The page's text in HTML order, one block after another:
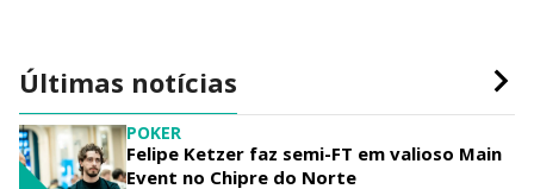
Últimas notícias
POKER
Felipe Ketzer faz semi-FT em valioso Main
Event no Chipre do Norte